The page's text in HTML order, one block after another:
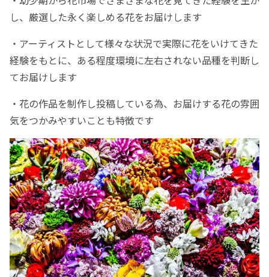
し、厳選した永く楽しめる花をお届けします
・アーティストとして様々な状況で実際に花をいけてきた
経験をもとに、ある程度環境に左右されない品種を判断し
てお届けします
・花の作品を制作し投稿している為、お届けする花の雰囲
気をつかみやすいことも特徴です